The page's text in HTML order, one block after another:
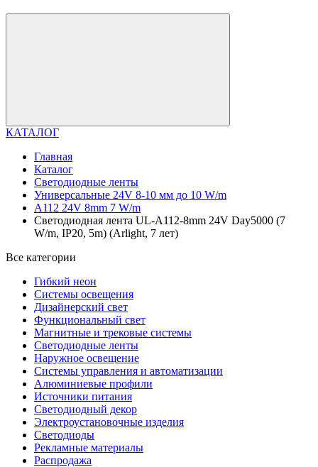
КАТАЛОГ
Главная
Каталог
Светодиодные ленты
Универсальные 24V 8-10 мм до 10 W/m
A112 24V 8mm 7 W/m
Светодиодная лента UL-A112-8mm 24V Day5000 (7
W/m, IP20, 5m) (Arlight, 7 лет)
Все категории
Гибкий неон
Системы освещения
Дизайнерский свет
Функциональный свет
Магнитные и трековые системы
Светодиодные ленты
Наружное освещение
Системы управления и автоматизации
Алюминиевые профили
Источники питания
Светодиодный декор
Электроустановочные изделия
Светодиоды
Рекламные материалы
Распродажа